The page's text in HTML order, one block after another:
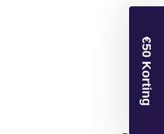
€50 Korting